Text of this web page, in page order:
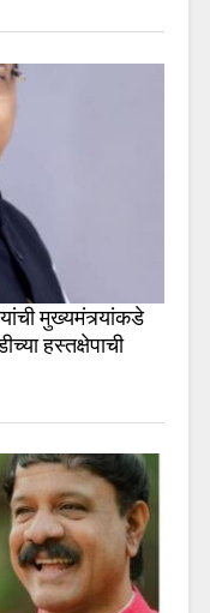
मुख्यमंत्र्यांकडे
हस्तक्षेपाची